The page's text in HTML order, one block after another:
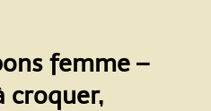
femme –
croquer,